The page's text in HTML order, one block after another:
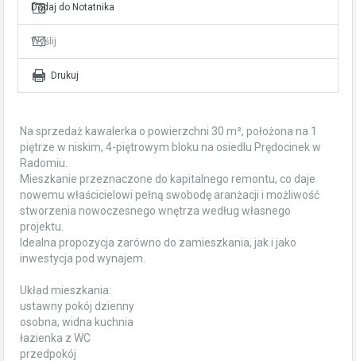
Dodaj do Notatnika
Wyślij
Drukuj
Na sprzedaż kawalerka o powierzchni 30 m², położona na 1
piętrze w niskim, 4-piętrowym bloku na osiedlu Prędocinek w
Radomiu.
Mieszkanie przeznaczone do kapitalnego remontu, co daje
nowemu właścicielowi pełną swobodę aranżacji i możliwość
stworzenia nowoczesnego wnętrza według własnego
projektu.
Idealna propozycja zarówno do zamieszkania, jak i jako
inwestycja pod wynajem.
Układ mieszkania:
ustawny pokój dzienny
osobna, widna kuchnia
łazienka z WC
przedpokój